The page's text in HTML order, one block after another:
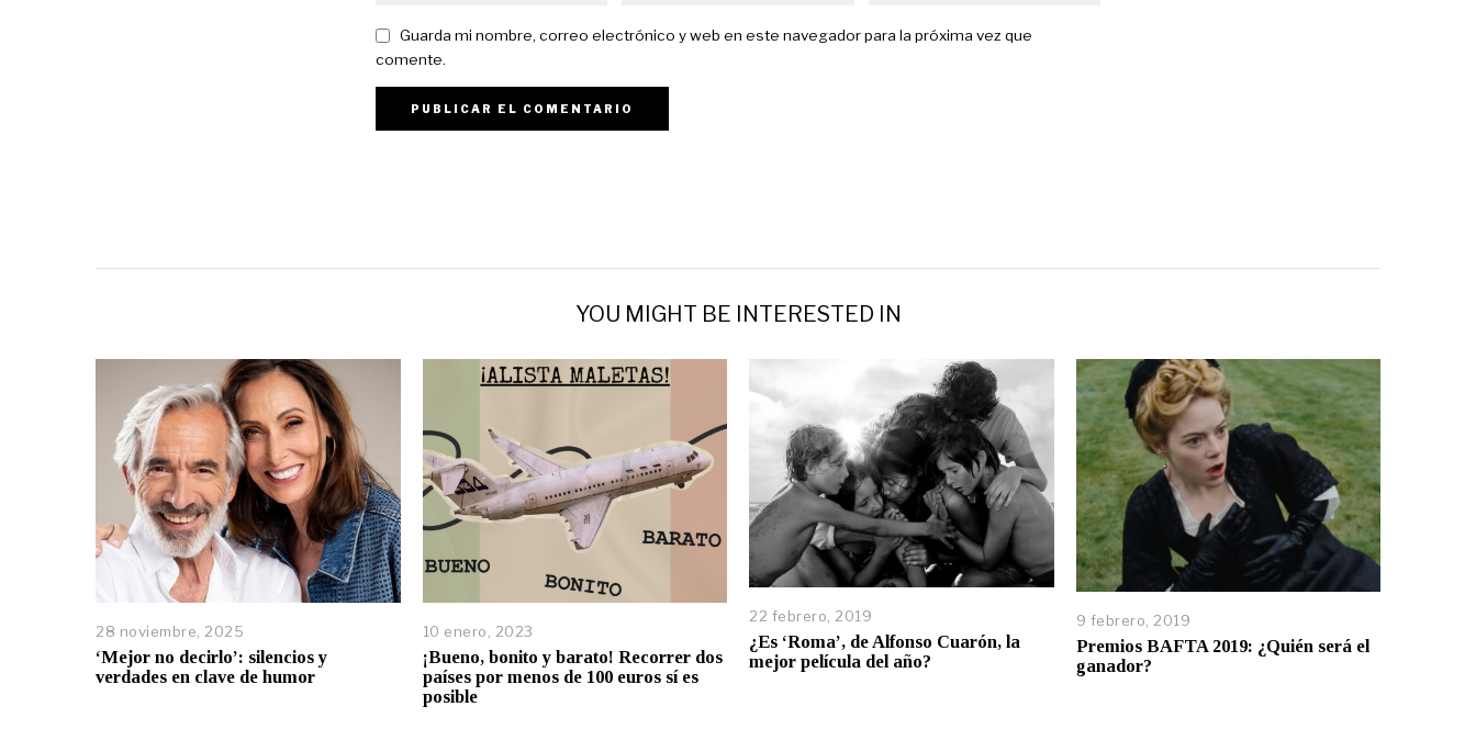
Guarda mi nombre, correo electrónico y web en este navegador para la próxima vez que
comente.
YOU MIGHT BE INTERESTED IN
28 noviembre, 2025
‘Mejor no decirlo’: silencios y
verdades en clave de humor
10 enero, 2023
¡Bueno, bonito y barato! Recorrer dos
países por menos de 100 euros sí es
posible
22 febrero, 2019
¿Es ‘Roma’, de Alfonso Cuarón, la
mejor película del año?
9 febrero, 2019
Premios BAFTA 2019: ¿Quién será el
ganador?